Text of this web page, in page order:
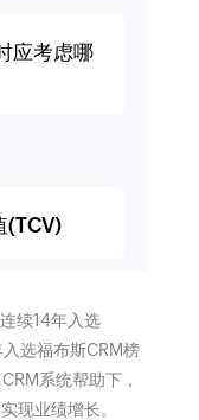
应考虑哪
(TCV)
续14年入选
选福布斯CRM榜
系统帮助下，
现业绩增长。